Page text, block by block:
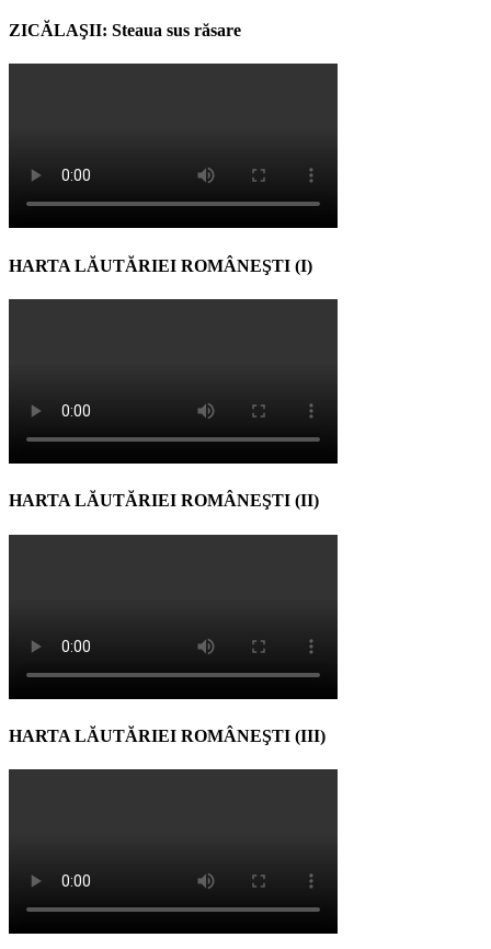
ZICĂLAŞII: Steaua sus răsare
HARTA LĂUTĂRIEI ROMÂNEŞTI (I)
HARTA LĂUTĂRIEI ROMÂNEŞTI (II)
HARTA LĂUTĂRIEI ROMÂNEŞTI (III)